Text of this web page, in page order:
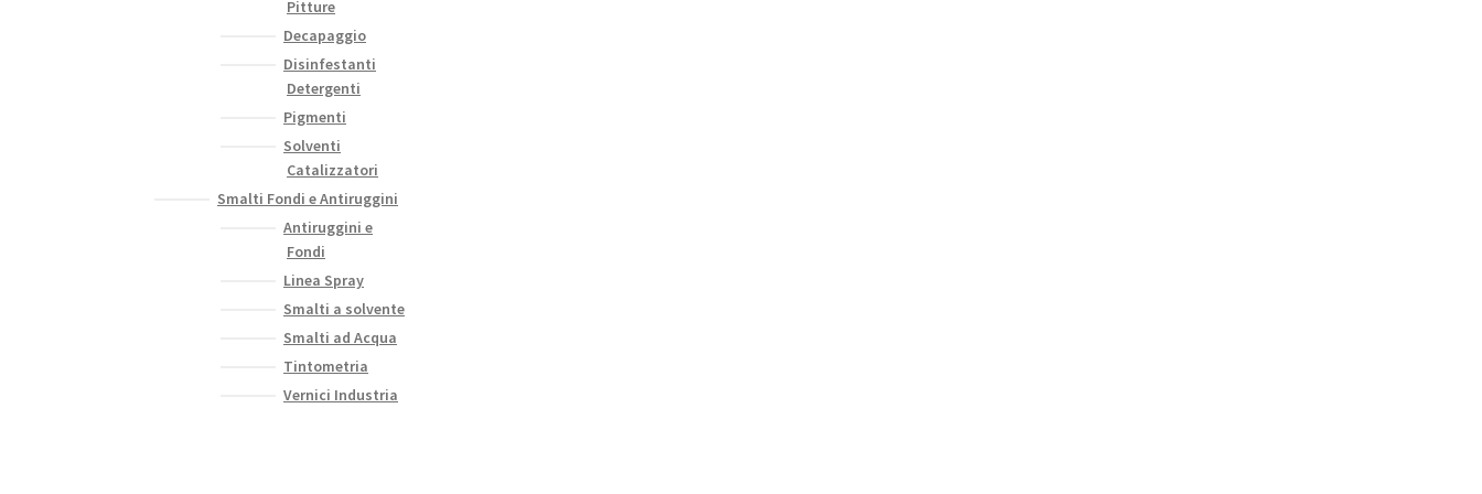
Pitture
Decapaggio
Disinfestanti
Detergenti
Pigmenti
Solventi
Catalizzatori
Smalti Fondi e Antiruggini
Antiruggini e
Fondi
Linea Spray
Smalti a solvente
Smalti ad Acqua
Tintometria
Vernici Industria